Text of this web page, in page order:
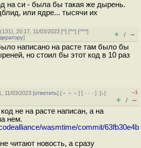
на си - была бы такая же дырень.
или ядре... тысячи их
(131), 20:17, 11/03/2023 [^] [^^] [^^^]
] + / –
написано на расте там было бы
но стоил бы этот код в 10 раз
11/03/2023 [ответить] [ ﹢﹢﹢] [ · · ·][↓]
–1
+ / –
не на расте написан, а на
нем.
wasmtime/commit/63fb30e4b
читают новость, а сразу